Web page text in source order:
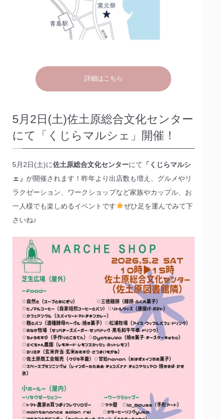
詳細はこちら
5月2日(土)佐土原総合文化センター
にて「くじらマルシェ」開催！
5月2日(土)に佐土原総合文化センターにて
「くじらマルシ
ェ」 が開催されます！昨年より出店数も増え、グルメやリ
ラクゼーション、ワークショップなど家族やカップル、お
一人様でも楽しめるイベントです
ぜひ足を運んでみて下
さいね♪